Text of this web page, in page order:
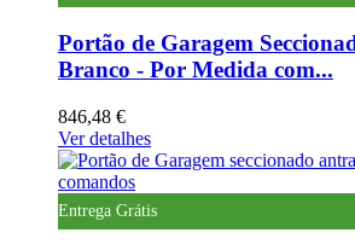
Portão de Garagem
Branco - Por Medida com...
846,48 €
Ver detalhes
Entrega Grátis